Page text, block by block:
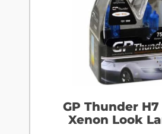
GP Thunder
Xenon Look